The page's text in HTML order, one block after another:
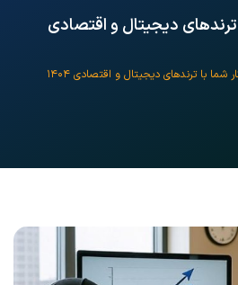
دیجیتال و اقتصادی
/ چطور کسب‌وکار شما با ترندهای دیجیتال و اقتصادی ۱۴۰۴